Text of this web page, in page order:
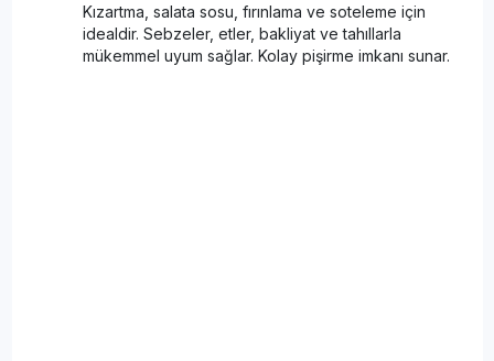
Kızartma, salata sosu, fırınlama ve soteleme için
idealdir. Sebzeler, etler, bakliyat ve tahıllarla
mükemmel uyum sağlar. Kolay pişirme imkanı sunar.